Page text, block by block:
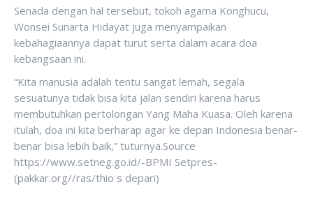
Senada dengan hal tersebut, tokoh agama Konghucu,
Wonsei Sunarta Hidayat juga menyampaikan
kebahagiaannya dapat turut serta dalam acara doa
kebangsaan ini.
“Kita manusia adalah tentu sangat lemah, segala
sesuatunya tidak bisa kita jalan sendiri karena harus
membutuhkan pertolongan Yang Maha Kuasa. Oleh karena
itulah, doa ini kita berharap agar ke depan Indonesia benar-
benar bisa lebih baik,” tuturnya.Source
https://www.setneg.go.id/-BPMI Setpres-
(pakkar.org//ras/thio s depari)